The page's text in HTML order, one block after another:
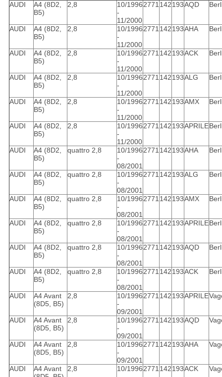
AUDI
A4 (8D2,
B5)
2,8
10/1996
-
11/2000
2771142193AQD
AUDI
A4 (8D2,
B5)
2,8
10/1996
-
11/2000
2771142193AHA
AUDI
A4 (8D2,
B5)
2,8
10/1996
-
11/2000
2771142193ACK
AUDI
A4 (8D2,
B5)
2,8
10/1996
-
11/2000
2771142193ALG
AUDI
A4 (8D2,
B5)
2,8
10/1996
-
11/2000
2771142193AMX
AUDI
A4 (8D2,
B5)
2,8
10/1996
-
11/2000
2771142193APRILE
AUDI
A4 (8D2,
B5)
quattro 2,8
10/1996
-
08/2001
2771142193AHA
AUDI
A4 (8D2,
B5)
quattro 2,8
10/1996
-
08/2001
2771142193ALG
AUDI
A4 (8D2,
B5)
quattro 2,8
10/1996
-
08/2001
2771142193AMX
AUDI
A4 (8D2,
B5)
quattro 2,8
10/1996
-
08/2001
2771142193APRILE
AUDI
A4 (8D2,
B5)
quattro 2,8
10/1996
-
08/2001
2771142193AQD
AUDI
A4 (8D2,
B5)
quattro 2,8
10/1996
-
08/2001
2771142193ACK
AUDI
A4 Avant
(8D5, B5)
2,8
10/1996
-
09/2001
2771142193APRILE
AUDI
A4 Avant
(8D5, B5)
2,8
10/1996
-
09/2001
2771142193AQD
AUDI
A4 Avant
(8D5, B5)
2,8
10/1996
-
09/2001
2771142193AHA
AUDI
A4 Avant
2,8
10/19962771142193ACK